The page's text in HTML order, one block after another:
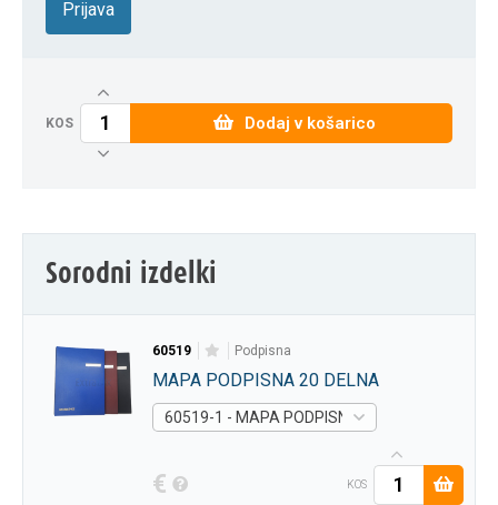
Prijava
KOS Dodaj v košarico
Sorodni izdelki
60519 podpisna
MAPA PODPISNA 20 DELNA
60519-1 - MAPA PODPISNA 20 DELNA MODRA
€ KOS